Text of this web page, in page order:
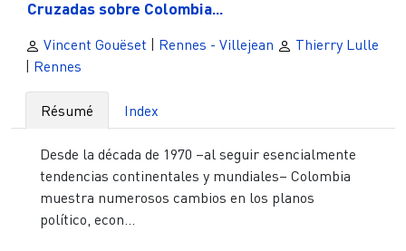
Cruzadas sobre Colombia...
Vincent Gouëset | Rennes - Villejean
Thierry Lulle
| Rennes
Résumé Index
Desde la década de 1970 –al seguir esencialmente
tendencias continentales y mundiales– Colombia
muestra numerosos cambios en los planos
político, econ...